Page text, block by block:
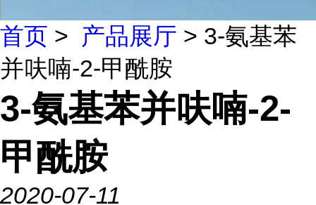
首页 > 产品展厅 > 3-氨基苯
并呋喃-2-甲酰胺
3-氨基苯并呋喃-2-
甲酰胺
2020-07-11